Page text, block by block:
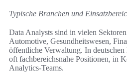
Typische Branchen und
Data Analysts sind in vielen
Automotive, Gesundheitswesen,
öffentliche Verwaltung. In
oft fachbereichsnahe Positionen, in
Analytics-Teams.